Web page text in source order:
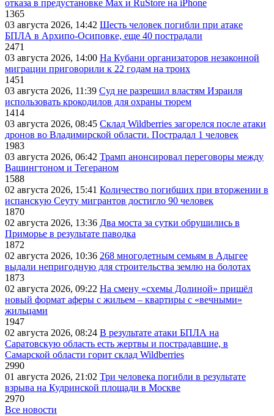
отказа в предустановке Max и RuStore на iPhone
1365
03 августа 2026, 14:42 Шесть человек погибли при атаке
БПЛА в Архипо-Осиповке, еще 40 пострадали
2471
03 августа 2026, 14:00 На Кубани организаторов незаконной
миграции приговорили к 22 годам на троих
1451
03 августа 2026, 11:39 Суд не разрешил властям Израиля
использовать крокодилов для охраны тюрем
1414
03 августа 2026, 08:45 Склад Wildberries загорелся после атаки
дронов во Владимирской области. Пострадал 1 человек
1983
03 августа 2026, 06:42 Трамп анонсировал переговоры между
Вашингтоном и Тегераном
1588
02 августа 2026, 15:41 Количество погибших при вторжении в
испанскую Сеуту мигрантов достигло 90 человек
1870
02 августа 2026, 13:36 Два моста за сутки обрушились в
Приморье в результате паводка
1872
02 августа 2026, 10:36 268 многодетным семьям в Адыгее
выдали непригодную для строительства землю на болотах
1873
02 августа 2026, 09:22 На смену «схемы Долиной» пришёл
новый формат аферы с жильем – квартиры с «вечными»
жильцами
1947
02 августа 2026, 08:24 В результате атаки БПЛА на
Саратовскую область есть жертвы и пострадавшие, в
Самарской области горит склад Wildberries
2990
01 августа 2026, 21:02 Три человека погибли в результате
взрыва на Кудринской площади в Москве
2970
Все новости